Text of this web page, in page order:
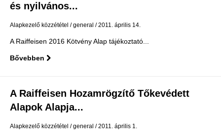
és nyilvános...
Alapkezelő közzététel general 2011. április 14.
A Raiffeisen 2016 Kötvény Alap tájékoztató...
Bővebben
A Raiffeisen Hozamrögzítő Tőkevédett
Alapok Alapja...
Alapkezelő közzététel general 2011. április 1.